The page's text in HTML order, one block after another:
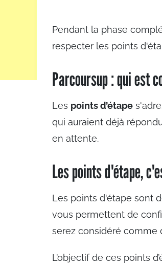
Pendant la phase
respecter les points
Parcoursup : qui est
Les points d’étape
qui auraient déjà
en attente.
Les points d'étape,
Les points d'étape sont
vous permettent de
serez considéré comme
L’objectif de ces points